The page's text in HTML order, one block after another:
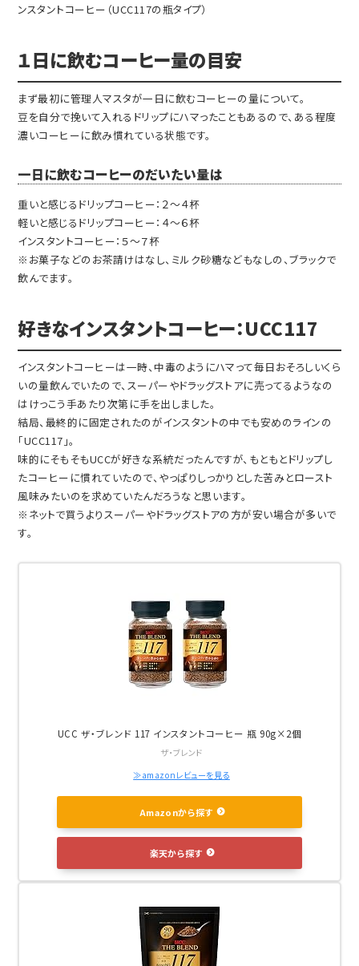
ンスタントコーヒー（UCC117の瓶タイプ）
１日に飲むコーヒー量の目安
まず最初に管理人マスタが一日に飲むコーヒーの量について。
豆を自分で挽いて入れるドリップにハマったこともあるので、ある程度
濃いコーヒーに飲み慣れている状態です。
一日に飲むコーヒーのだいたい量は
重いと感じるドリップコーヒー：２～４杯
軽いと感じるドリップコーヒー：４～６杯
インスタントコーヒー：５～７杯
※お菓子などのお茶請けはなし、ミルク砂糖などもなしの、ブラックで
飲んでます。
好きなインスタントコーヒー：UCC117
インスタントコーヒーは一時、中毒のようにハマって毎日おそろしいくら
いの量飲んでいたので、スーパーやドラッグストアに売ってるようなの
はけっこう手あたり次第に手を出しました。
結局、最終的に固定されたのがインスタントの中でも安めのラインの
「UCC117」。
味的にそもそもUCCが好きな系統だったんですが、もともとドリップし
たコーヒーに慣れていたので、やっぱりしっかりとした苦みとロースト
風味みたいのを求めていたんだろうなと思います。
※ネットで買うよりスーパーやドラッグストアの方が安い場合が多いで
す。
UCC ザ・ブレンド 117 インスタントコーヒー 瓶 90g×2個
ザ・ブレンド
≫amazonレビューを見る
Amazonから探す
楽天から探す